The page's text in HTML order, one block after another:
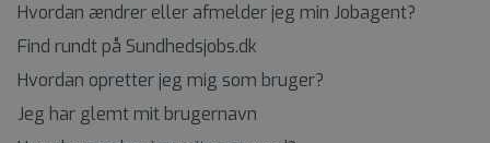
Hvordan ændrer eller afmelder jeg min Jobagent?
Find rundt på Sundhedsjobs.dk
Hvordan opretter jeg mig som bruger?
Jeg har glemt mit brugernavn